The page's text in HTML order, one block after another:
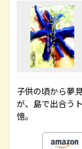
子供の頃から夢
が、島で出合う
憶。